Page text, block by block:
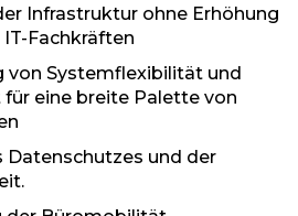
Infrastruktur ohne Erhöhung
Fachkräften
von Systemflexibilität und
eine breite Palette von
Datenschutzes und der